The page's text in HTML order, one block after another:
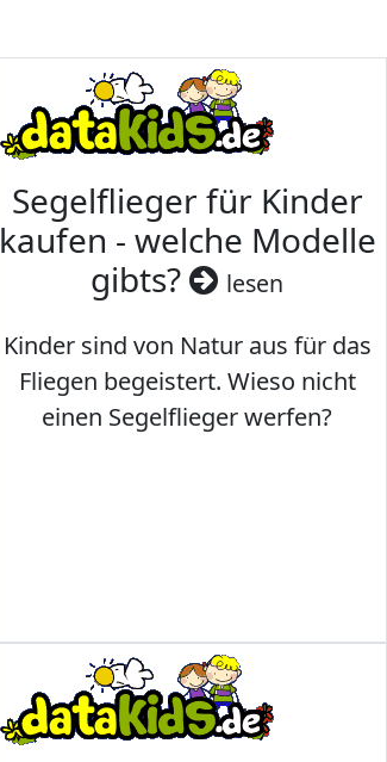
Segelflieger für Kinder
kaufen - welche Modelle
gibts?
lesen
Kinder sind von Natur aus für das
Fliegen begeistert. Wieso nicht
einen Segelflieger werfen?